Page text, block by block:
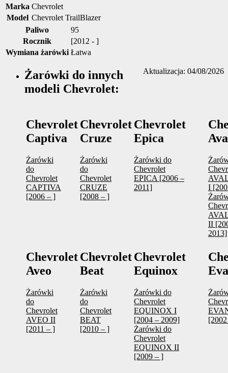
Marka Chevrolet
Model Chevrolet TrailBlazer
Paliwo
95
Rocznik
[2012 - ]
Wymiana żarówki Łatwa
Aktualizacja: 04/08/2026
Żarówki do innych
modeli Chevrolet:
Chevrolet
Captiva
Żarówki
do
Chevrolet
CAPTIVA
[2006 – ]
Chevrolet
Cruze
Żarówki
do
Chevrolet
CRUZE
[2008 – ]
Chevrolet
Epica
Żarówki do
Chevrolet
EPICA [2006 –
2011]
I
II
2013]
Chevrolet
Aveo
Żarówki
do
Chevrolet
AVEO II
[2011 – ]
Chevrolet
Beat
Żarówki
do
Chevrolet
BEAT
[2010 – ]
Chevrolet
Equinox
Żarówki do
Chevrolet
EQUINOX I
[2004 – 2009]
Żarówki do
Chevrolet
EQUINOX II
[2009 – ]